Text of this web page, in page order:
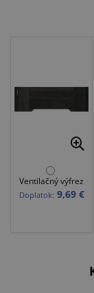
Ventilačný výfrez
Doplatok: 9,69 €